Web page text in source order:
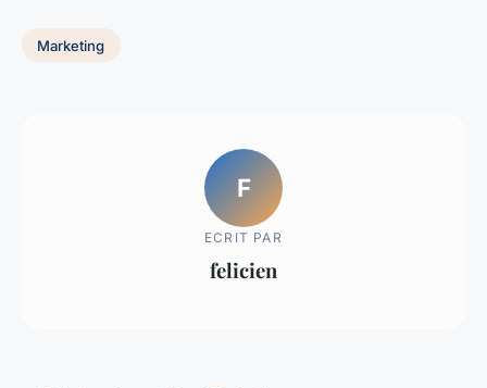
Marketing
F
ECRIT PAR
felicien